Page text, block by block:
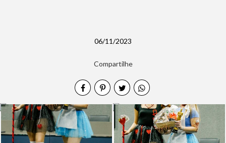
06/11/2023
Compartilhe